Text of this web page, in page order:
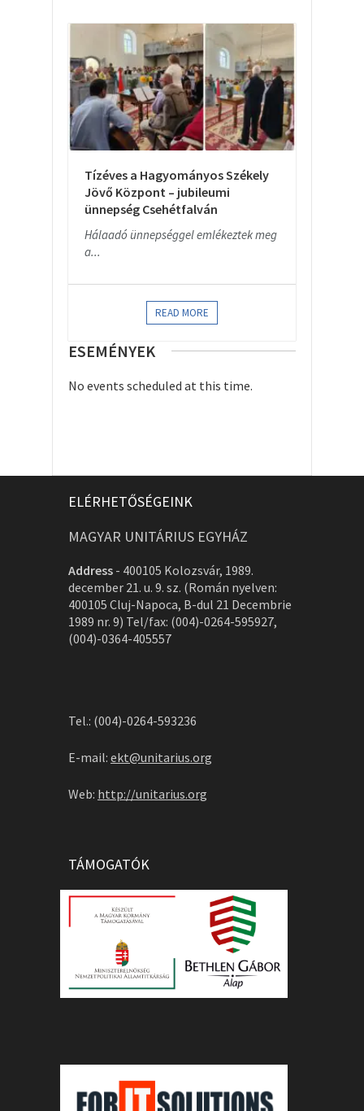
Tízéves a Hagyományos Székely
Jövő Központ – jubileumi
ünnepség Csehétfalván
Hálaadó ünnepséggel emlékeztek meg
a...
READ MORE
ESEMÉNYEK
No events scheduled at this time.
ELÉRHETŐSÉGEINK
MAGYAR UNITÁRIUS EGYHÁZ
Address - 400105 Kolozsvár, 1989.
december 21. u. 9. sz. (Román nyelven:
400105 Cluj-Napoca, B-dul 21 Decembrie
1989 nr. 9) Tel/fax: (004)-0264-595927,
(004)-0364-405557
Tel.: (004)-0264-593236
E-mail: ekt@unitarius.org
Web: http://unitarius.org
TÁMOGATÓK